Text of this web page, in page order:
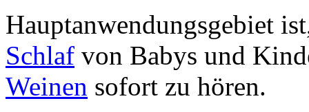
Hauptanwendungsgebiet
Schlaf von Babys und
Weinen sofort zu hören.